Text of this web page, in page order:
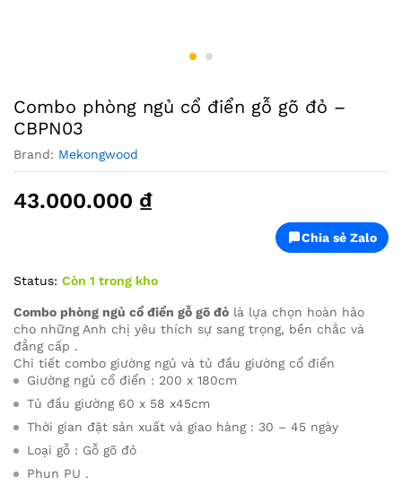
Combo phòng ngủ cổ điển gỗ gõ đỏ –
CBPN03
Brand: Mekongwood
43.000.000 ₫
Chia sẻ Zalo
Status: Còn 1 trong kho
Combo phòng ngủ cổ điển gỗ gõ đỏ là lựa chọn hoàn hảo
cho những Anh chị yêu thích sự sang trọng, bền chắc và
đẳng cấp .
Chi tiết combo giường ngủ và tủ đầu giường cổ điển
Giường ngủ cổ điển : 200 x 180cm
Tủ đầu giường 60 x 58 x45cm
Thời gian đặt sản xuất và giao hàng : 30 – 45 ngày
Loại gỗ : Gỗ gõ đỏ
Phun PU .